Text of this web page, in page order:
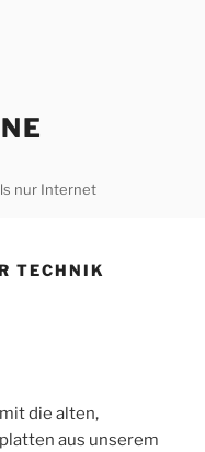
nur Internet
TECHNIK
die alten,
aus unserem